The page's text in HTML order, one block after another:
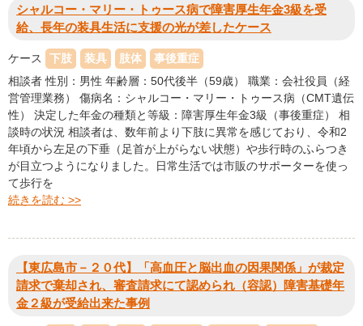
シャルコー・マリー・トゥース病で障害厚生年金3級を受
給、長年の装具生活に支援の光が差したケース
ケース 下肢 装具 肢体
事後重症
相談者 性別：男性 年齢層：50代後半（59歳） 職業：会社役員（経
営管理業務） 傷病名：シャルコー・マリー・トゥース病（CMT遺伝
性） 決定した年金の種類と等級：障害厚生年金3級（事後重症） 相
談時の状況 相談者は、数年前より下肢に異常を感じており、令和2
年頃から左足の下垂（足首が上がらない状態）や歩行時のふらつき
が目立つようになりました。日常生活では市販のサポーターを使っ
て歩行を
続きを読む >>
【東広島市－２０代】「高血圧と脳出血の因果関係」が裁定
請求で棄却され、審査請求にて認められ（容認）障害基礎年
金２級が受給出来た事例